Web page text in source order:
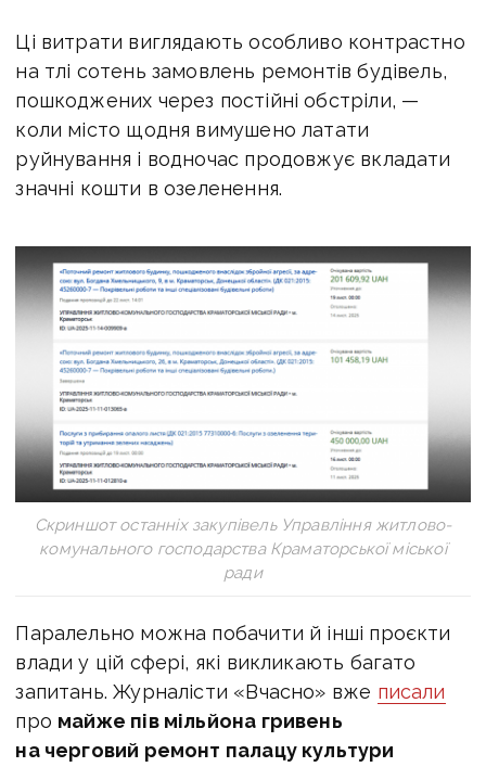
Ці витрати виглядають особливо контрастно
на тлі сотень замовлень ремонтів будівель,
пошкоджених через постійні обстріли, —
коли місто щодня вимушено латати
руйнування і водночас продовжує вкладати
значні кошти в озеленення.
Скриншот останніх закупівель Управління житлово-
комунального господарства Краматорської міської
ради
Паралельно можна побачити й інші проєкти
влади у цій сфері, які викликають багато
запитань. Журналісти «Вчасно» вже писали
про майже пів мільйона гривень
на черговий ремонт палацу культури